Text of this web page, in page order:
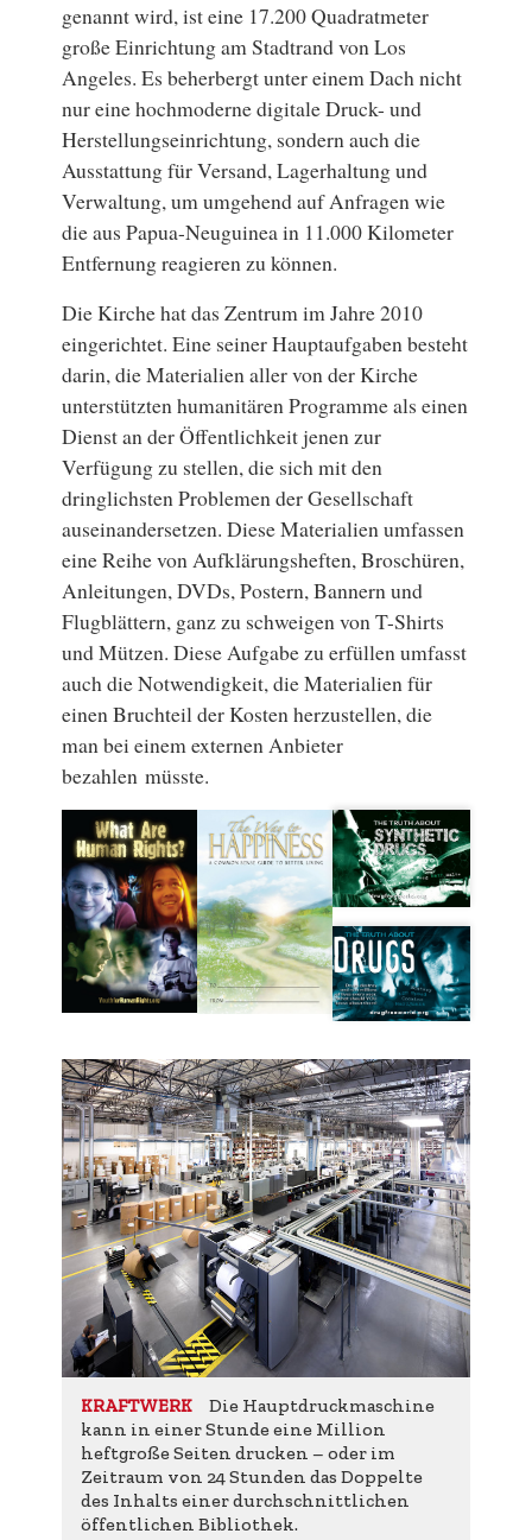
genannt wird, ist eine 17.200 Quadratmeter
große Einrichtung am Stadtrand von Los
Angeles. Es beherbergt unter einem Dach nicht
nur eine hochmoderne digitale Druck- und
Herstellungseinrichtung, sondern auch die
Ausstattung für Versand, Lagerhaltung und
Verwaltung, um umgehend auf Anfragen wie
die aus Papua-Neuguinea in 11.000 Kilometer
Entfernung reagieren zu können.
Die Kirche hat das Zentrum im Jahre 2010
eingerichtet. Eine seiner Hauptaufgaben besteht
darin, die Materialien aller von der Kirche
unterstützten humanitären Programme als einen
Dienst an der Öffentlichkeit jenen zur
Verfügung zu stellen, die sich mit den
dringlichsten Problemen der Gesellschaft
auseinandersetzen. Diese Materialien umfassen
eine Reihe von Aufklärungsheften, Broschüren,
Anleitungen, DVDs, Postern, Bannern und
Flugblättern, ganz zu schweigen von T-Shirts
und Mützen. Diese Aufgabe zu erfüllen umfasst
auch die Notwendigkeit, die Materialien für
einen Bruchteil der Kosten herzustellen, die
man bei einem externen Anbieter
bezahlen müsste.
KRAFTWERK
Die Hauptdruckmaschine
kann in einer Stunde eine Million
heftgroße Seiten drucken – oder im
Zeitraum von 24 Stunden das Doppelte
des Inhalts einer durchschnittlichen
öffentlichen Bibliothek.